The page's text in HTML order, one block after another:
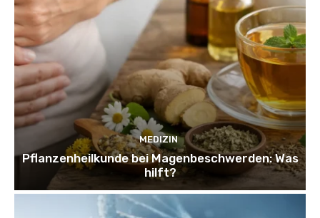
MEDIZIN
Pflanzenheilkunde bei Magenbeschwerden: Was
hilft?